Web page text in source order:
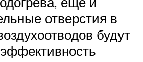
отверстия в
будут